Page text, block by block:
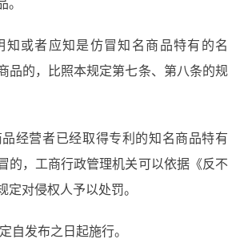
。
知或者应知是仿冒知名商品特有的名
品的，比照本规定第七条、第八条的规
经营者已经取得专利的知名商品特有
的，工商行政管理机关可以依据《反不
定对侵权人予以处罚。
自发布之日起施行。